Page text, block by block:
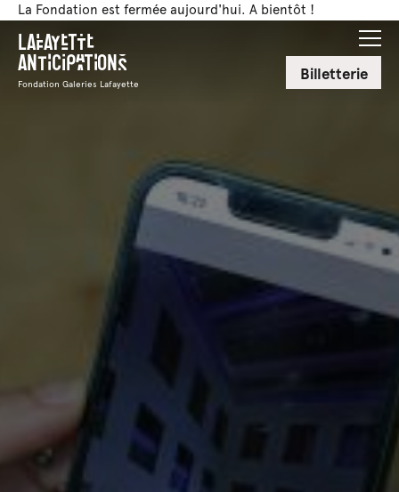
La Fondation est fermée aujourd'hui. A bientôt !
Lafayette
Anticipations
Fondation Galeries Lafayette Billetterie